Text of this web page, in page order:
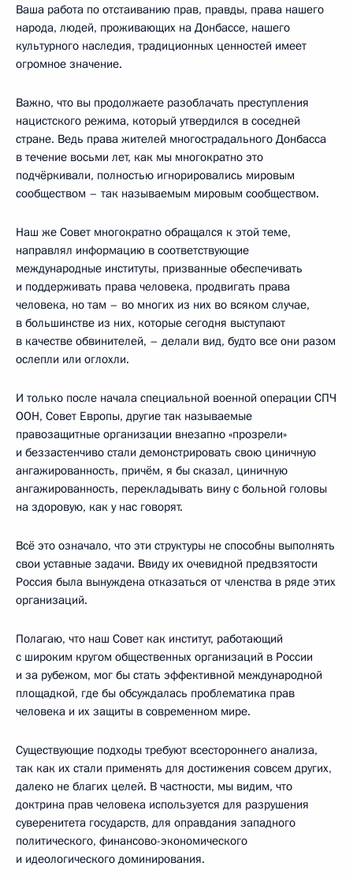
Ваша работа по отстаиванию прав, правды, права нашего
народа, людей, проживающих на Донбассе, нашего
культурного наследия, традиционных ценностей имеет
огромное значение.
Важно, что вы продолжаете разоблачать преступления
нацистского режима, который утвердился в соседней
стране. Ведь права жителей многострадального Донбасса
в течение восьми лет, как мы многократно это
подчёркивали, полностью игнорировались мировым
сообществом – так называемым мировым сообществом.
Наш же Совет многократно обращался к этой теме,
направлял информацию в соответствующие
международные институты, призванные обеспечивать
и поддерживать права человека, продвигать права
человека, но там – во многих из них во всяком случае,
в большинстве из них, которые сегодня выступают
в качестве обвинителей, – делали вид, будто все они разом
ослепли или оглохли.
И только после начала специальной военной операции СПЧ
ООН, Совет Европы, другие так называемые
правозащитные организации внезапно «прозрели»
и беззастенчиво стали демонстрировать свою циничную
ангажированность, причём, я бы сказал, циничную
ангажированность, перекладывать вину с больной головы
на здоровую, как у нас говорят.
Всё это означало, что эти структуры не способны выполнять
свои уставные задачи. Ввиду их очевидной предвзятости
Россия была вынуждена отказаться от членства в ряде этих
организаций.
Полагаю, что наш Совет как институт, работающий
с широким кругом общественных организаций в России
и за рубежом, мог бы стать эффективной международной
площадкой, где бы обсуждалась проблематика прав
человека и их защиты в современном мире.
Существующие подходы требуют всестороннего анализа,
так как их стали применять для достижения совсем других,
далеко не благих целей. В частности, мы видим, что
доктрина прав человека используется для разрушения
суверенитета государств, для оправдания западного
политического, финансово-экономического
и идеологического доминирования.